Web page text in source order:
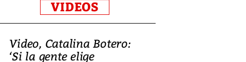
VIDEOS
Video, Catalina Botero:
‘Si la gente elige